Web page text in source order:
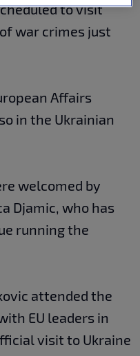
to visit
war crimes just
Affairs
in the Ukrainian
welcomed by
Djamic, who has
running the
attended the
EU leaders in
visit to Ukraine